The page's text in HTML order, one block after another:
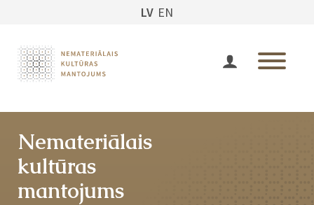
LV EN
Nemateriālais
kultūras
mantojums